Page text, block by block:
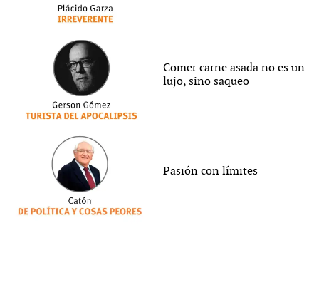
Comer carne asada no es un
lujo, sino saqueo
Pasión con límites